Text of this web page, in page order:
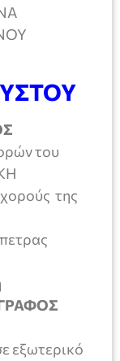
του
της
εξωτερικό